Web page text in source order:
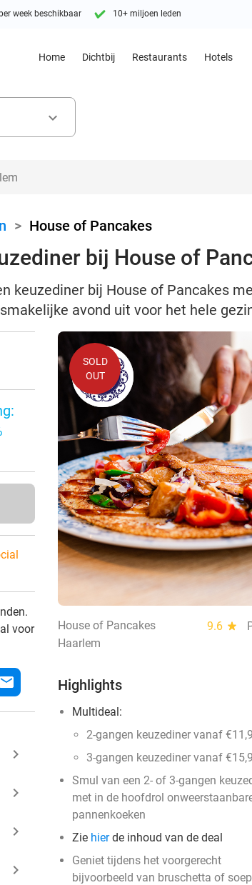
week beschikbaar 10+ miljoen leden
Home Dichtbij Restaurants Hotels
keyboard_arrow_down
> House of Pancakes
bij House of
keuzediner bij House of Pancakes
avond uit voor het hele
voor
mail
keyboard_arrow_right
keyboard_arrow_right
keyboard_arrow_right
keyboard_arrow_right
SOLD
OUT
House of Pancakes 9.6 star
Haarlem
Highlights
Multideal:
2-gangen keuzediner vanaf
3-gangen keuzediner vanaf
Smul van een 2- of 3-gangen
met in de hoofdrol
pannenkoeken
Zie hierde inhoud van de deal
Geniet tijdens het voorgerecht
bijvoorbeeld van bruschetta of